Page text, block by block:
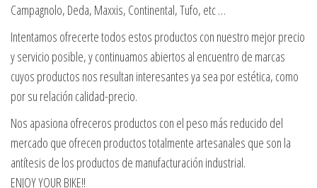
Campagnolo, Deda, Maxxis, Continental, Tufo, etc …
Intentamos ofrecerte todos estos productos con nuestro mejor precio
y servicio posible, y continuamos abiertos al encuentro de marcas
cuyos productos nos resultan interesantes ya sea por estética, como
por su relación calidad-precio.
Nos apasiona ofreceros productos con el peso más reducido del
mercado que ofrecen productos totalmente artesanales que son la
antítesis de los productos de manufacturación industrial.
ENJOY YOUR BIKE!!